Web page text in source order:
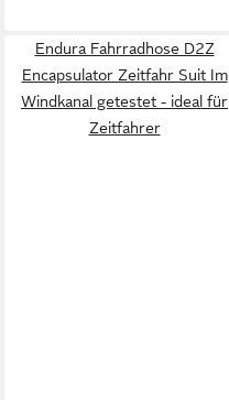
Endura Fahrradhose D2Z
Encapsulator Zeitfahr Suit Im
Windkanal getestet - ideal für
Zeitfahrer